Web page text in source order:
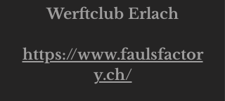
Werftclub Erlach
https://www.faulsfactor
y.ch/